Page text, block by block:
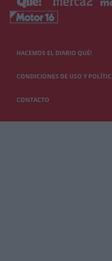
HACEMOS EL DIARIO QUÉ!
CONDICIONES DE USO Y
CONTACTO